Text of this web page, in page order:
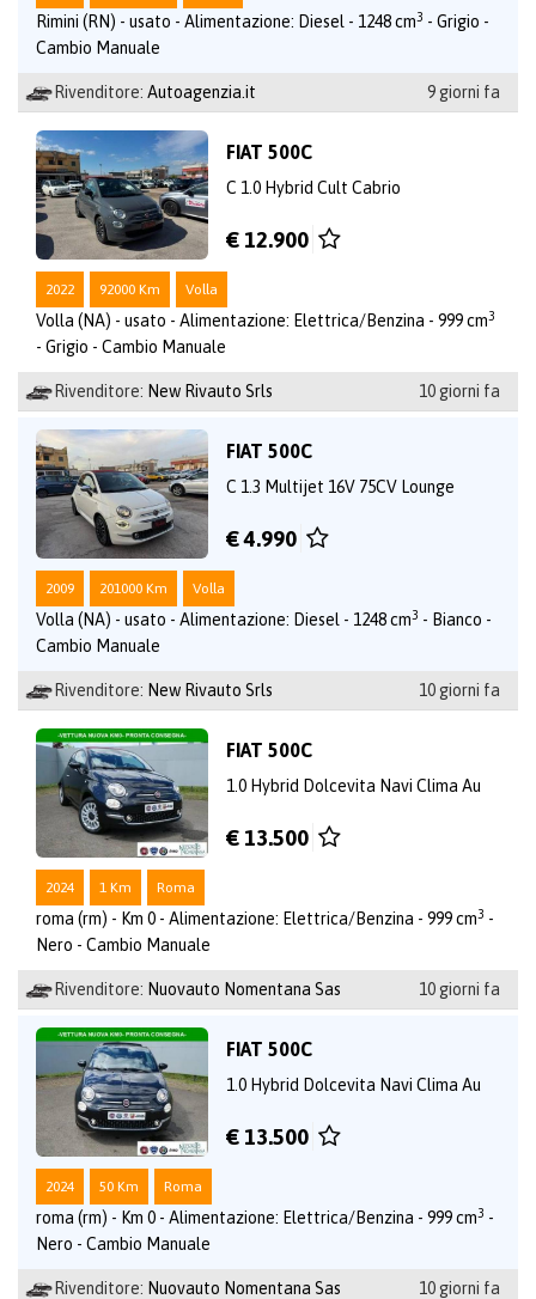
Rimini (RN) - usato - Alimentazione: Diesel - 1248 cm3 - Grigio -
Cambio Manuale
Rivenditore: Autoagenzia.it 9 giorni fa
FIAT 500C
C 1.0 Hybrid Cult Cabrio
€ 12.900
2022 92000 Km Volla
Volla (NA) - usato - Alimentazione: Elettrica/Benzina - 999 cm3
- Grigio - Cambio Manuale
Rivenditore: New Rivauto Srls 10 giorni fa
FIAT 500C
C 1.3 Multijet 16V 75CV Lounge
€ 4.990
2009 201000 Km Volla
Volla (NA) - usato - Alimentazione: Diesel - 1248 cm3 - Bianco -
Cambio Manuale
Rivenditore: New Rivauto Srls 10 giorni fa
FIAT 500C
1.0 Hybrid Dolcevita Navi Clima Au
€ 13.500
2024 1 Km Roma
roma (rm) - Km 0 - Alimentazione: Elettrica/Benzina - 999 cm3 -
Nero - Cambio Manuale
Rivenditore: Nuovauto Nomentana Sas 10 giorni fa
FIAT 500C
1.0 Hybrid Dolcevita Navi Clima Au
€ 13.500
2024 50 Km Roma
roma (rm) - Km 0 - Alimentazione: Elettrica/Benzina - 999 cm3 -
Nero - Cambio Manuale
Rivenditore: Nuovauto Nomentana Sas 10 giorni fa